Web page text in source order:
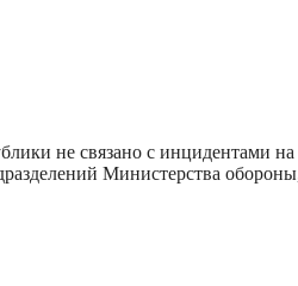
не связано с инцидентами
Министерства